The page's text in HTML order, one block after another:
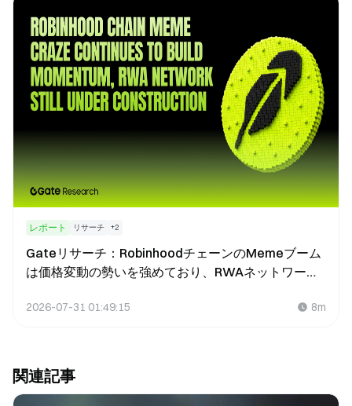
レポート リサーチ +2
Gateリサーチ：RobinhoodチェーンのMemeブーム
は価格変動の勢いを強めており、RWAネットワーク
2026-07-31 01:49:15 8m
関連記事